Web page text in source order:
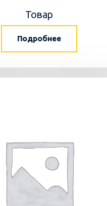
Товар
Подробнее